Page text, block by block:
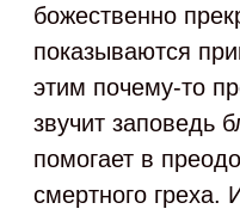
божественно
показываются
этим почему-то
звучит заповедь
помогает в
смертного греха.